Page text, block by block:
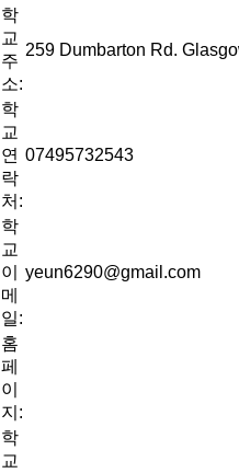
학
교
주
소:
259 Dumbarton Rd.
학
교
연
락
처:
07495732543
학
교
이
메
일:
yeun6290@gmail.com
홈
페
이
지:
학
교